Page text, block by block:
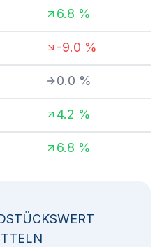
6.8 %
-9.0 %
0.0 %
4.2 %
6.8 %